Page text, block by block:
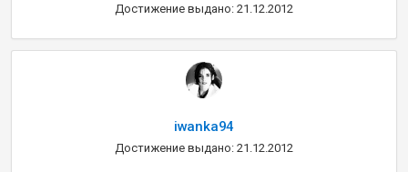
Достижение выдано: 21.12.2012
iwanka94
Достижение выдано: 21.12.2012